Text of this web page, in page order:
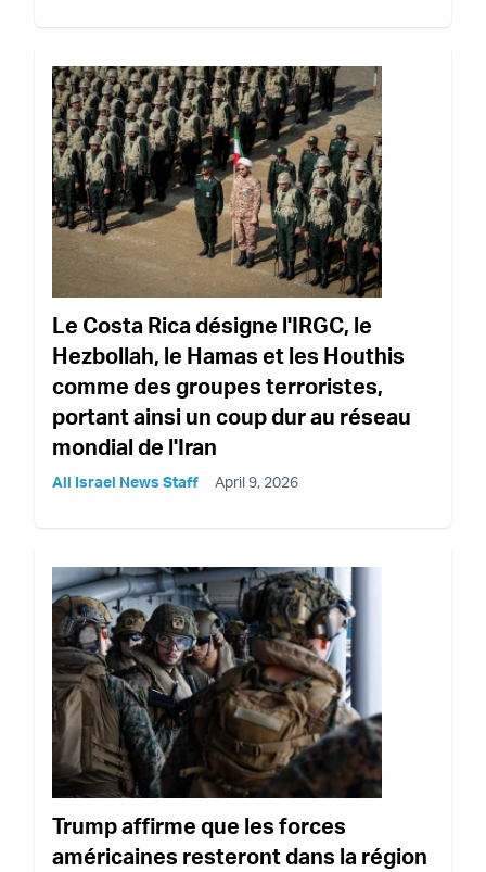
Le Costa Rica désigne l'IRGC, le
Hezbollah, le Hamas et les Houthis
comme des groupes terroristes,
portant ainsi un coup dur au réseau
mondial de l'Iran
All Israel News Staff April 9, 2026
Trump affirme que les forces
américaines resteront dans la région